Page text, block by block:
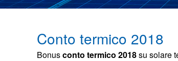
Conto termico 2018
Bonusconto termico 2018su solare